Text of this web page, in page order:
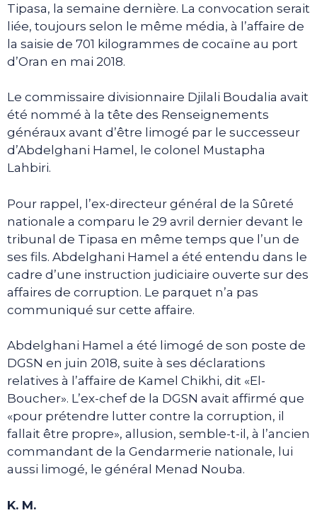
Tipasa, la semaine dernière. La convocation serait
liée, toujours selon le même média, à l’affaire de
la saisie de 701 kilogrammes de cocaïne au port
d’Oran en mai 2018.
Le commissaire divisionnaire Djilali Boudalia avait
été nommé à la tête des Renseignements
généraux avant d’être limogé par le successeur
d’Abdelghani Hamel, le colonel Mustapha
Lahbiri.
Pour rappel, l’ex-directeur général de la Sûreté
nationale a comparu le 29 avril dernier devant le
tribunal de Tipasa en même temps que l’un de
ses fils. Abdelghani Hamel a été entendu dans le
cadre d’une instruction judiciaire ouverte sur des
affaires de corruption. Le parquet n’a pas
communiqué sur cette affaire.
Abdelghani Hamel a été limogé de son poste de
DGSN en juin 2018, suite à ses déclarations
relatives à l’affaire de Kamel Chikhi, dit «El-
Boucher». L’ex-chef de la DGSN avait affirmé que
«pour prétendre lutter contre la corruption, il
fallait être propre», allusion, semble-t-il, à l’ancien
commandant de la Gendarmerie nationale, lui
aussi limogé, le général Menad Nouba.
K. M.